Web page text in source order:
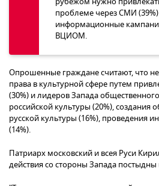
проблеме через СМИ
информационные
ВЦИОМ.
Опрошенные граждане считают, что
права в культурной сфере путем
(30%) и лидеров Запада
российской культуры (20%), создания
русской культуры (16%), проведения
(14%).
Патриарх московский и всея Руси
действия со стороны Запада